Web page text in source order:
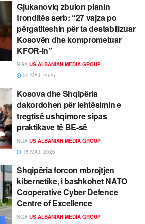
Gjukanoviq zbulon planin
tronditës serb: “27 vajza po
përgatiteshin për ta destabilizuar
Kosovën dhe komprometuar
KFOR-in”
NGA US ALBANIAN MEDIA GROUP
20 MAJ, 2026
Kosova dhe Shqipëria
dakordohen për lehtësimin e
tregtisë ushqimore sipas
praktikave të BE-së
NGA US ALBANIAN MEDIA GROUP
15 MAJ, 2026
Shqipëria forcon mbrojtjen
kibernetike, i bashkohet NATO
Cooperative Cyber Defence
Centre of Excellence
NGA US ALBANIAN MEDIA GROUP